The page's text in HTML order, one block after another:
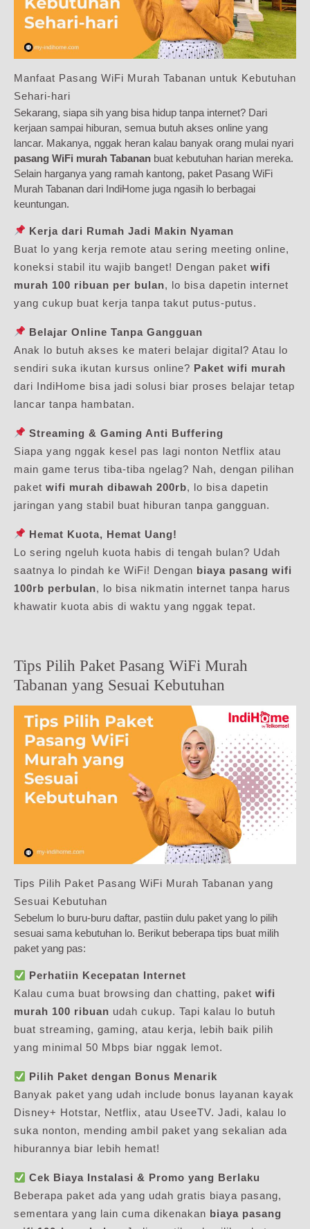
Manfaat Pasang WiFi Murah Tabanan untuk Kebutuhan
Sehari-hari
Sekarang, siapa sih yang bisa hidup tanpa internet? Dari
kerjaan sampai hiburan, semua butuh akses online yang
lancar. Makanya, nggak heran kalau banyak orang mulai nyari
pasang WiFi murah Tabanan buat kebutuhan harian mereka.
Selain harganya yang ramah kantong, paket Pasang WiFi
Murah Tabanan dari IndiHome juga ngasih lo berbagai
keuntungan.
Kerja dari Rumah Jadi Makin Nyaman
Buat lo yang kerja remote atau sering meeting online,
koneksi stabil itu wajib banget! Dengan paket wifi
murah 100 ribuan per bulan, lo bisa dapetin internet
yang cukup buat kerja tanpa takut putus-putus.
Belajar Online Tanpa Gangguan
Anak lo butuh akses ke materi belajar digital? Atau lo
sendiri suka ikutan kursus online? Paket wifi murah
dari IndiHome bisa jadi solusi biar proses belajar tetap
lancar tanpa hambatan.
Streaming & Gaming Anti Buffering
Siapa yang nggak kesel pas lagi nonton Netflix atau
main game terus tiba-tiba ngelag? Nah, dengan pilihan
paket wifi murah dibawah 200rb, lo bisa dapetin
jaringan yang stabil buat hiburan tanpa gangguan.
Hemat Kuota, Hemat Uang!
Lo sering ngeluh kuota habis di tengah bulan? Udah
saatnya lo pindah ke WiFi! Dengan biaya pasang wifi
100rb perbulan, lo bisa nikmatin internet tanpa harus
khawatir kuota abis di waktu yang nggak tepat.
Tips Pilih Paket Pasang WiFi Murah
Tabanan yang Sesuai Kebutuhan
Tips Pilih Paket Pasang WiFi Murah Tabanan yang
Sesuai Kebutuhan
Sebelum lo buru-buru daftar, pastiin dulu paket yang lo pilih
sesuai sama kebutuhan lo. Berikut beberapa tips buat milih
paket yang pas:
Perhatiin Kecepatan Internet
Kalau cuma buat browsing dan chatting, paket wifi
murah 100 ribuan udah cukup. Tapi kalau lo butuh
buat streaming, gaming, atau kerja, lebih baik pilih
yang minimal 50 Mbps biar nggak lemot.
Pilih Paket dengan Bonus Menarik
Banyak paket yang udah include bonus layanan kayak
Disney+ Hotstar, Netflix, atau UseeTV. Jadi, kalau lo
suka nonton, mending ambil paket yang sekalian ada
hiburannya biar lebih hemat!
Cek Biaya Instalasi & Promo yang Berlaku
Beberapa paket ada yang udah gratis biaya pasang,
sementara yang lain cuma dikenakan biaya pasang